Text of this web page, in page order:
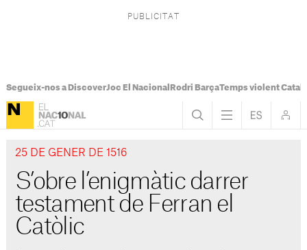
Segueix-nos a DiscoverJoc El Nacional Rodri BarçaTemps violent
25 DE GENER DE 1516
S’obre l’enigmàtic darrer
testament de Ferran el
Catòlic